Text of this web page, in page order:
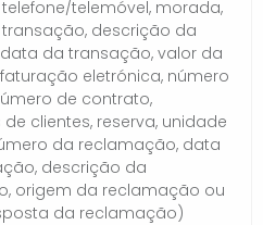
telemóvel, morada,
descrição da
da transação, valor da
eletrónica, número
de contrato,
clientes, reserva, unidade
da reclamação, data
descrição da
origem da reclamação ou
da reclamação)